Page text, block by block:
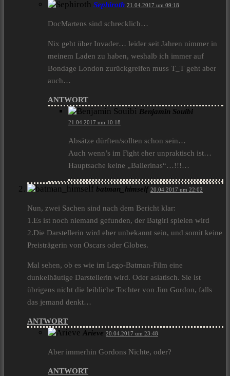
Sephiroth 21.04.2017 um 09:18
DocMartens sind schrecklich…
Nix geht über Invader… leider seit Jahren nimmer in
meinem Laden zu haben, weshalb ich immer auf
Bondage London zurückgreifen muss T_T geht aber
auch…
ANTWORT
Benjamin Souibi
21.04.2017 um 10:18
Absätze dürften/sollten schon sein…
Auch wenn’s im Fight eher unpraktisch ist…
Hauptsache keine „Ballerinas“…!!!…
batman_himself 20.04.2017 um 22:02
Nun, zwei Sachen sind nach dem Bericht klar:
1.Es ist noch niemand gefunden, der Batgirl spielen wird
2.Die Darstellerin wird eher unbekannt sein, und somit keine
Preisträgerin von Oscars oder Globes.
Mal sehen, ob es wie im Lego-Batman-Film eine
dunkelhäutige Darstellerin wird. Oder asiatisch. Sie ist
übrigens nicht die leibliche Tochter von Jim Gordon, falls
das jemand denkt…
ANTWORT
Arieve 20.04.2017 um 23:48
Aber immerhin Gordons Nichte, oder?
ANTWORT